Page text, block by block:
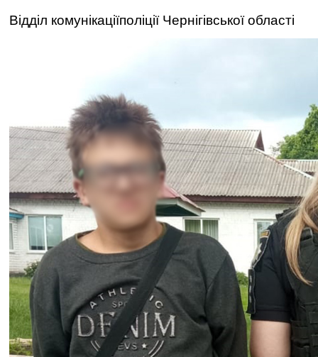
Відділ комунікаціїполіції Чернігівської області